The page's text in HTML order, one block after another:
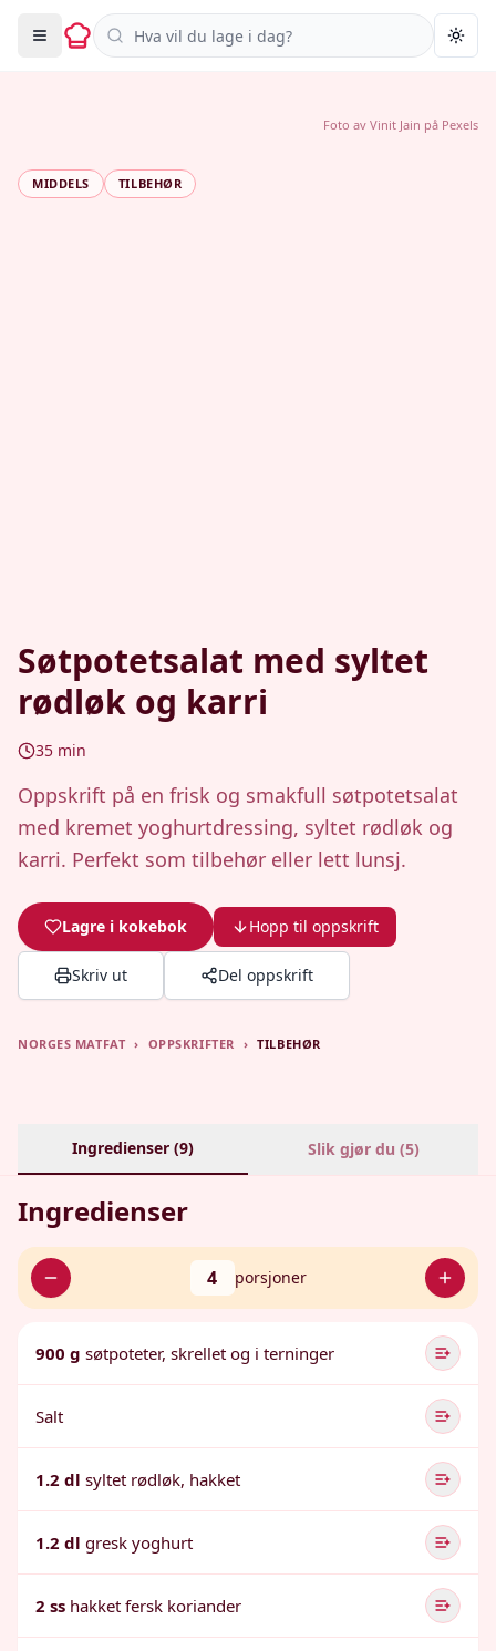
Søk i oppskrifter
MIDDELS TILBEHØR
Søtpotetsalat med syltet
rødløk og karri
35 min
Oppskrift på en frisk og smakfull søtpotetsalat
med kremet yoghurtdressing, syltet rødløk og
karri. Perfekt som tilbehør eller lett lunsj.
Lagre i kokebok Hopp til oppskrift
Skriv ut Del oppskrift
Foto av Vinit Jain på Pexels
NORGES MATFAT › OPPSKRIFTER › TILBEHØR
Ingredienser (9) Slik gjør du (5)
Ingredienser
4 porsjoner
900 g søtpoteter, skrellet og i terninger
Salt
1.2 dl syltet rødløk, hakket
1.2 dl gresk yoghurt
2 ss hakket fersk koriander